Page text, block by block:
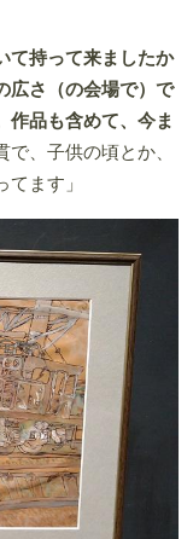
て持って来ましたか
広さ（の会場で）で
作品も含めて、今ま
で、子供の頃とか、
ます」